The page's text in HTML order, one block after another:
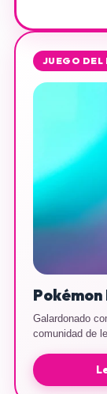
JUEGO DEL
Galardonado
comunidad de